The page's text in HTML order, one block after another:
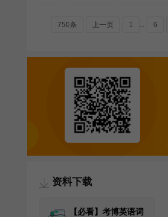
750条 上一页 1 6
资料下载
【必看】考博英语词